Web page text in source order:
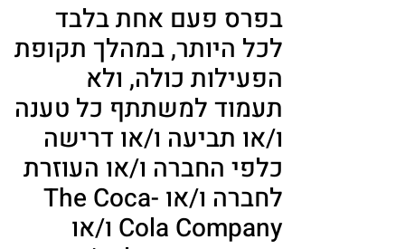
בפרס פעם אחת בלבד
לכל היותר, במהלך תקופת
הפעילות כולה, ולא
תעמוד למשתתף כל טענה
ו/או תביעה ו/או דרישה
כלפי החברה ו/או העוזרת
לחברה ו/או The Coca-
Cola Company ו/או